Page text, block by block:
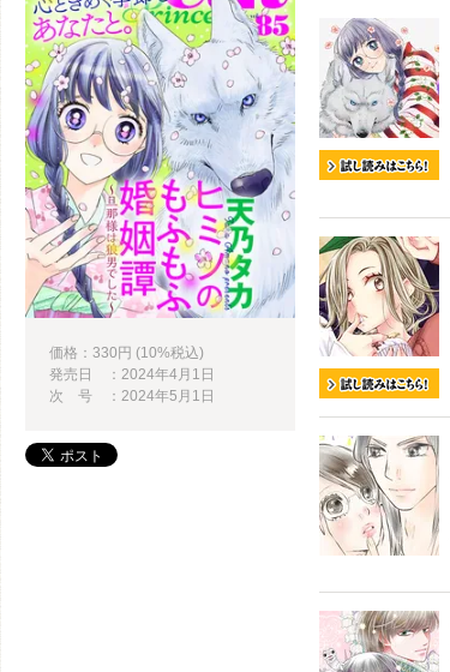
価格：330円 (10%税込)
発売日 ：2024年4月1日
次 号 ：2024年5月1日